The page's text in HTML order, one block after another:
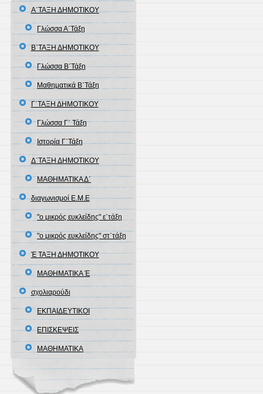
Α΄ΤΑΞΗ ΔΗΜΟΤΙΚΟΥ
Γλώσσα Α΄Τάξη
Β΄ΤΑΞΗ ΔΗΜΟΤΙΚΟΥ
Γλώσσα Β΄Τάξη
Μαθηματικά Β΄Τάξη
Γ΄ΤΑΞΗ ΔΗΜΟΤΙΚΟΥ
Γλώσσα Γ΄ Τάξη
Ιστορία Γ΄Τάξη
Δ΄ΤΑΞΗ ΔΗΜΟΤΙΚΟΥ
ΜΑΘΗΜΑΤΙΚΑ Δ΄
διαγωνισμοί Ε.Μ.Ε
"ο μικρός ευκλείδης" ε΄τάξη
"ο μικρός ευκλείδης" στ΄τάξη
Έ ΤΑΞΗ ΔΗΜΟΤΙΚΟΥ
ΜΑΘΗΜΑΤΙΚΑ Έ
σχολιαρούδι
ΕΚΠΑΙΔΕΥΤΙΚΟΙ
ΕΠΙΣΚΕΨΕΙΣ
ΜΑΘΗΜΑΤΙΚΑ